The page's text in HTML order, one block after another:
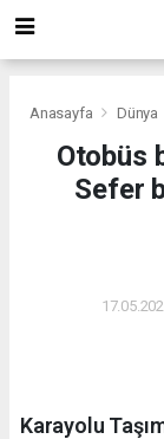
Anasayfa Dünya
Otobüs
Sefer
Karayolu